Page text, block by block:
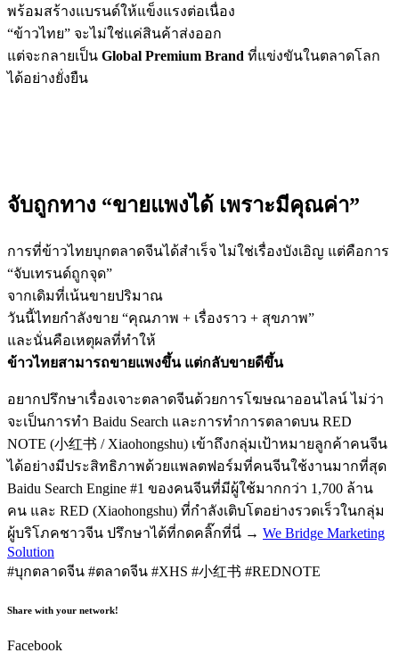
พร้อมสร้างแบรนด์ให้แข็งแรงต่อเนื่อง
“ข้าวไทย” จะไม่ใช่แค่สินค้าส่งออก
แต่จะกลายเป็น Global Premium Brand ที่แข่งขันในตลาดโลก
ได้อย่างยั่งยืน
จับถูกทาง “ขายแพงได้ เพราะมีคุณค่า”
การที่ข้าวไทยบุกตลาดจีนได้สำเร็จ ไม่ใช่เรื่องบังเอิญ แต่คือการ
“จับเทรนด์ถูกจุด”
จากเดิมที่เน้นขายปริมาณ
วันนี้ไทยกำลังขาย “คุณภาพ + เรื่องราว + สุขภาพ”
และนั่นคือเหตุผลที่ทำให้
ข้าวไทยสามารถขายแพงขึ้น แต่กลับขายดีขึ้น
อยากปรึกษาเรื่องเจาะตลาดจีนด้วยการโฆษณาออนไลน์ ไม่ว่า
จะเป็นการทำ Baidu Search และการทำการตลาดบน RED
NOTE (小红书 / Xiaohongshu) เข้าถึงกลุ่มเป้าหมายลูกค้าคนจีน
ได้อย่างมีประสิทธิภาพด้วยแพลตฟอร์มที่คนจีนใช้งานมากที่สุด
Baidu Search Engine #1 ของคนจีนที่มีผู้ใช้มากกว่า 1,700 ล้าน
คน และ RED (Xiaohongshu) ที่กำลังเติบโตอย่างรวดเร็วในกลุ่ม
ผู้บริโภคชาวจีน ปรึกษาได้ที่กดคลิ๊กที่นี่ → We Bridge Marketing
Solution
#บุกตลาดจีน #ตลาดจีน #XHS #小红书 #REDNOTE
Share with your network!
Facebook